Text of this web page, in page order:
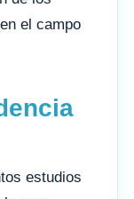
el campo
estudios